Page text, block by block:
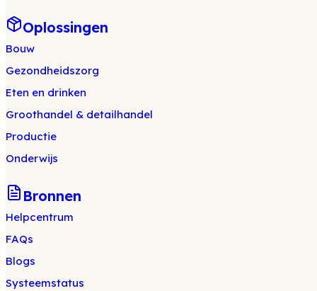
Oplossingen
Bouw
Gezondheidszorg
Eten en drinken
Groothandel & detailhandel
Productie
Onderwijs
Bronnen
Helpcentrum
FAQs
Blogs
Systeemstatus